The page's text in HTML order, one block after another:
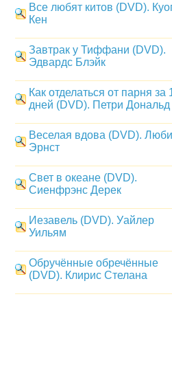
Все любят китов (DVD).
Кен
Завтрак у Тиффани (DVD).
Эдвардс Блэйк
Как отделаться от парня за
дней (DVD). Петри Дональд
Веселая вдова (DVD).
Эрнст
Свет в океане (DVD).
Сиенфрэнс Дерек
Иезавель (DVD). Уайлер
Уильям
Обручённые обречённые
(DVD). Клирис Стелана